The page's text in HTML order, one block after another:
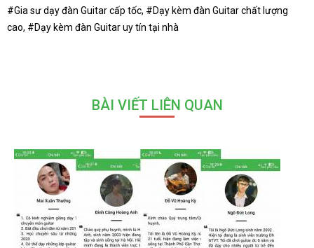
#Gia sư dạy đàn Guitar cấp tốc, #Dạy kèm đàn Guitar chất lượng
cao, #Dạy kèm đàn Guitar uy tín tại nhà
BÀI VIẾT LIÊN QUAN